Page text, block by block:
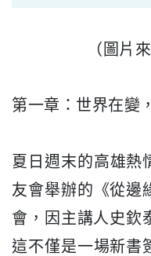
（圖片
第一章：世界在變
夏日週末的高雄熱
友會舉辦的《從邊
會， 因主講人史欽
這不僅是一場新書